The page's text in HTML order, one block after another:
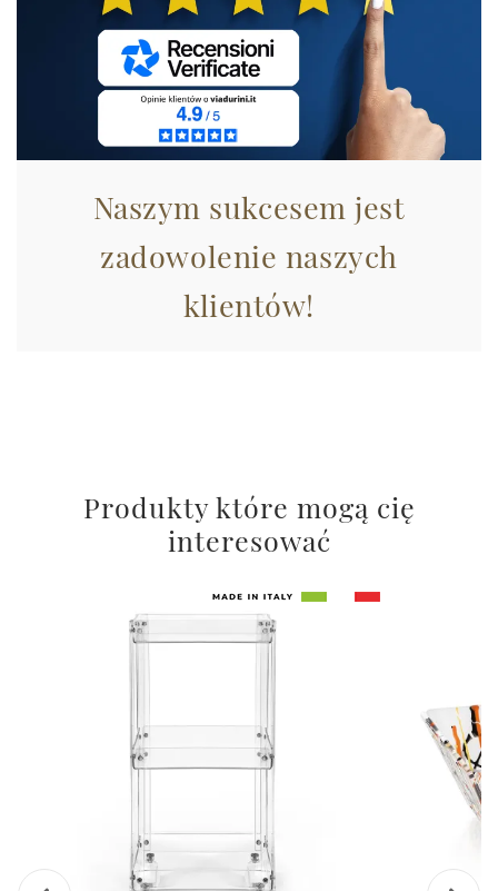
informazioni sul modo in cui utilizza il nostro sito con i
nostri partner che si occupano di analisi dei dati web,
pubblicità e social media, i quali potrebbero combinarle
con altre informazioni che ha fornito loro o che hanno
raccolto dal suo utilizzo dei loro servizi.
Naszym sukcesem jest
zadowolenie naszych
klientów!
Produkty które mogą cię
interesować